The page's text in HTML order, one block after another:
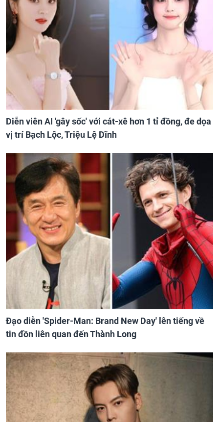
Diễn viên AI 'gây sốc' với cát-xê hơn 1 tỉ đồng, đe dọa
vị trí Bạch Lộc, Triệu Lệ Dĩnh
Đạo diễn 'Spider-Man: Brand New Day' lên tiếng về
tin đồn liên quan đến Thành Long